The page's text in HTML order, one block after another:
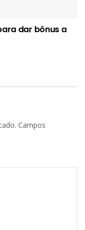
dar bônus a
Campos